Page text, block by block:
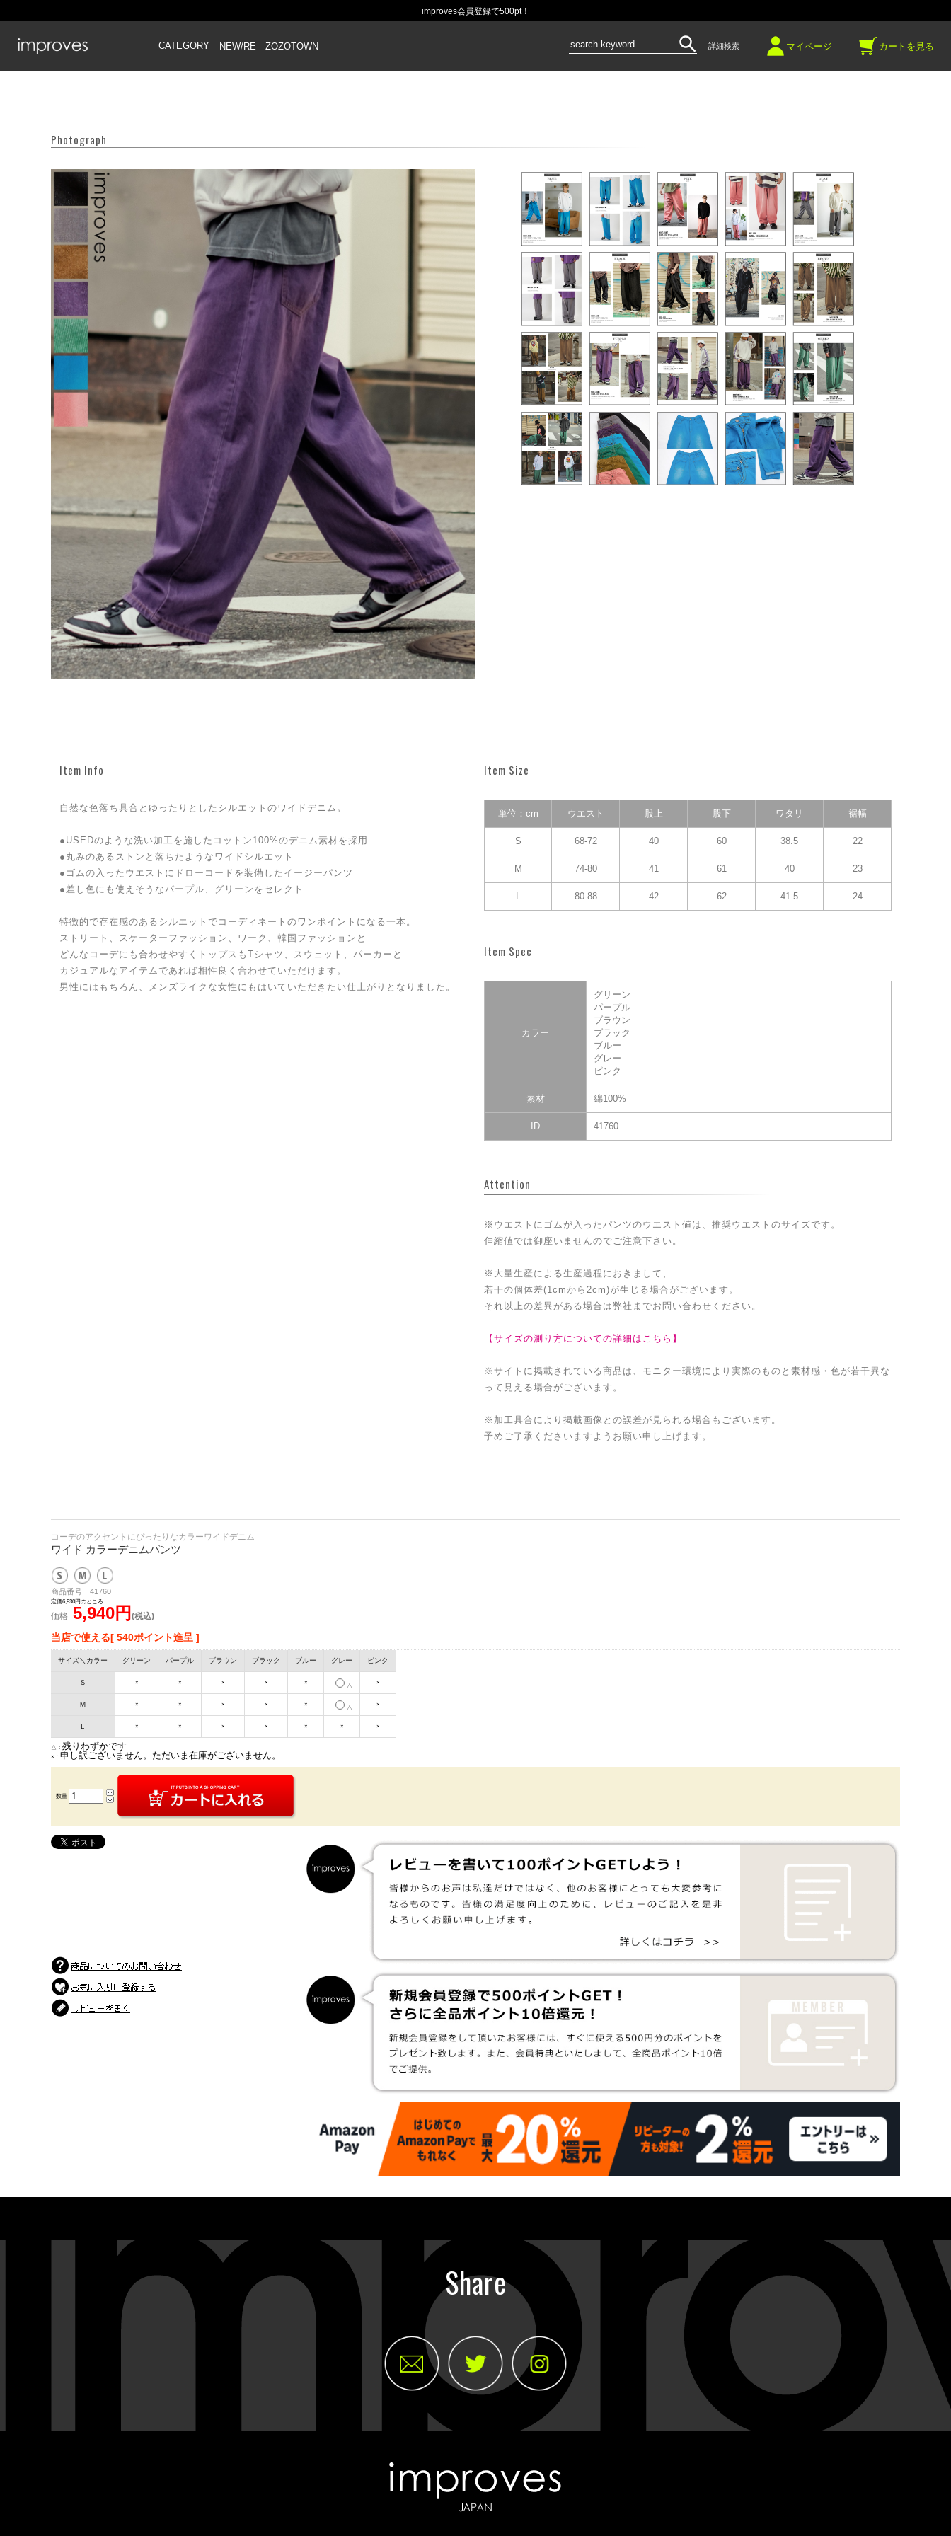
improves会員登録で500pt！
CATEGORY NEW/RE ZOZOTOWN 詳細検索 マイページ カートを見る
Photograph
Item Info
自然な色落ち具合とゆったりとしたシルエットのワイドデニム。
●USEDのような洗い加工を施したコットン100%のデニム素材を採用
●丸みのあるストンと落ちたようなワイドシルエット
●ゴムの入ったウエストにドローコードを装備したイージーパンツ
●差し色にも使えそうなパープル、グリーンをセレクト
特徴的で存在感のあるシルエットでコーディネートのワンポイントになる一本。
ストリート、スケーターファッション、ワーク、韓国ファッションと
どんなコーデにも合わせやすくトップスもTシャツ、スウェット、パーカーと
カジュアルなアイテムであれば相性良く合わせていただけます。
男性にはもちろん、メンズライクな女性にもはいていただきたい仕上がりとなりました。
Item Size
単位：cm ウエスト 股上 股下 ワタリ 裾幅
S 68-72 40 60 38.5 22
M 74-80 41 61 40 23
L 80-88 42 62 41.5 24
Item Spec
カラー
グリーン
パープル
ブラウン
ブラック
ブルー
グレー
ピンク
素材 綿100%
ID 41760
Attention
※ウエストにゴムが入ったパンツのウエスト値は、推奨ウエストのサイズです。
伸縮値では御座いませんのでご注意下さい。
※大量生産による生産過程におきまして、
若干の個体差(1cmから2cm)が生じる場合がございます。
それ以上の差異がある場合は弊社までお問い合わせください。
【サイズの測り方についての詳細はこちら】
※サイトに掲載されている商品は、モニター環境により実際のものと素材感・色が若干異な
って見える場合がございます。
※加工具合により掲載画像との誤差が見られる場合もございます。
予めご了承くださいますようお願い申し上げます。
コーデのアクセントにぴったりなカラーワイドデニム
ワイド カラーデニムパンツ
商品番号 41760
定価6,930円のところ
価格 5,940円 (税込)
当店で使える[ 540ポイント進呈 ]
サイズ＼カラー グリーン パープル ブラウン ブラック ブルー グレー ピンク
Ｓ × × × × ×
△
×
Ｍ × × × × ×
△
×
Ｌ × × × × × × ×
△： 残りわずかです
×： 申し訳ございません。ただいま在庫がございません。
数量
Share